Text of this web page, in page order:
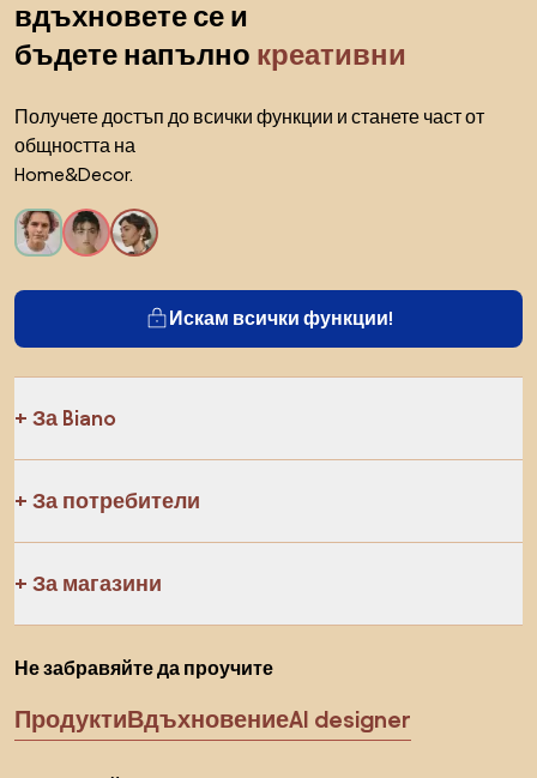
вдъхновете се и
бъдете напълно креативни
Получете достъп до всички функции и станете част от
общността на
Home&Decor.
Искам всички функции!
За Biano
За потребители
За магазини
Не забравяйте да проучите
ПродуктиВдъхновениеAI designer